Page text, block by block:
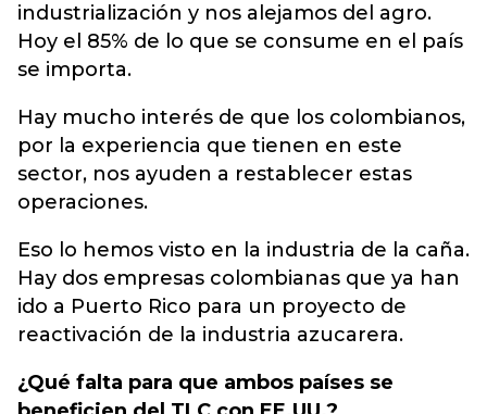
industrialización y nos alejamos del agro.
Hoy el 85% de lo que se consume en el país
se importa.
Hay mucho interés de que los colombianos,
por la experiencia que tienen en este
sector, nos ayuden a restablecer estas
operaciones.
Eso lo hemos visto en la industria de la caña.
Hay dos empresas colombianas que ya han
ido a Puerto Rico para un proyecto de
reactivación de la industria azucarera.
¿Qué falta para que ambos países se